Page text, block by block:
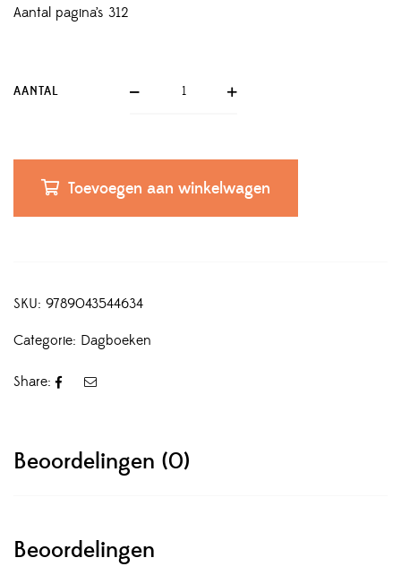
Aantal pagina’s 312
AANTAL
Toevoegen aan winkelwagen
SKU: 9789043544634
Categorie: Dagboeken
Share:
Beoordelingen (0)
Beoordelingen